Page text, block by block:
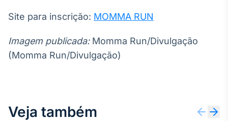
Em breve
Site para inscrição: MOMMA RUN
Imagem publicada:Momma Run/Divulgação
(Momma Run/Divulgação)
Veja também